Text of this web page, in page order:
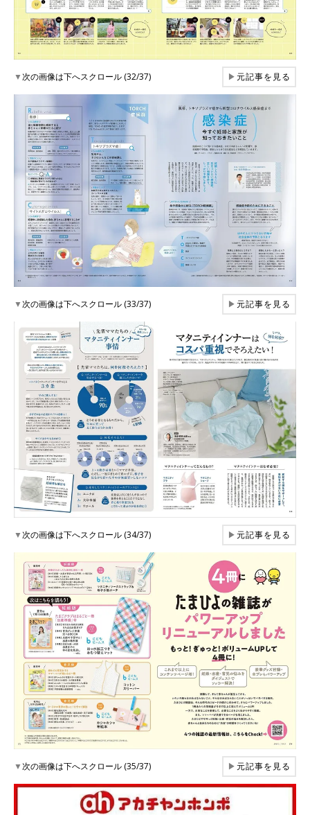
▼次の画像は下へスクロール (32/37) ▶元記事を見る
▼次の画像は下へスクロール (33/37) ▶元記事を見る
▼次の画像は下へスクロール (34/37) ▶元記事を見る
▼次の画像は下へスクロール (35/37) ▶元記事を見る